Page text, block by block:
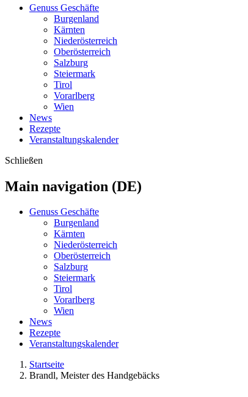
Genuss Geschäfte
Burgenland
Kärnten
Niederösterreich
Oberösterreich
Salzburg
Steiermark
Tirol
Vorarlberg
Wien
News
Rezepte
Veranstaltungskalender
Schließen
Main navigation (DE)
Genuss Geschäfte
Burgenland
Kärnten
Niederösterreich
Oberösterreich
Salzburg
Steiermark
Tirol
Vorarlberg
Wien
News
Rezepte
Veranstaltungskalender
Startseite
Brandl, Meister des Handgebäcks